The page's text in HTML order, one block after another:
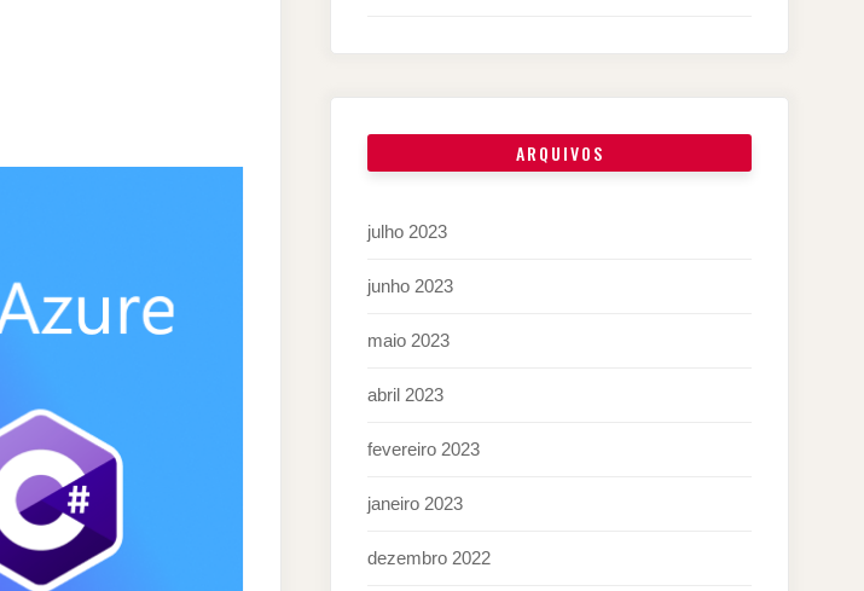
ARQUIVOS
julho 2023
junho 2023
maio 2023
abril 2023
fevereiro 2023
janeiro 2023
dezembro 2022